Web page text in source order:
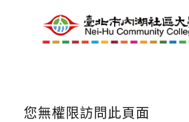
您無權限訪問此頁面